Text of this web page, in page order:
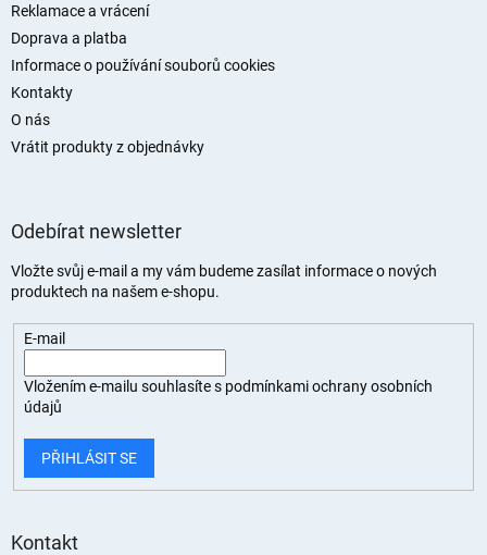
Reklamace a vrácení
Doprava a platba
Informace o používání souborů cookies
Kontakty
O nás
Vrátit produkty z objednávky
Odebírat newsletter
Vložte svůj e-mail a my vám budeme zasílat informace o nových
produktech na našem e-shopu.
E-mail
Vložením e-mailu souhlasíte s podmínkami ochrany osobních
údajů
PŘIHLÁSIT SE
Kontakt